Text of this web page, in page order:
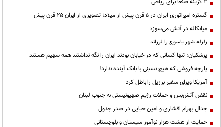
گستره امپراتوری ایران در ۵ قرن پیش از میلاد؛ تصویری از ایران ۲۵ قرن پیش
میانکاله در آتش می‌سوزد
زلزله شهر یاسوج را لرزاند
پزشکیان: تنها کسانی که در خیابان بودند ایران را نگه نداشتند همه سهیم هستند
پارچه فروشی که هیچ نسبتی با بانک آینده ندارد!
آمریکا ویزای سفیر برزیل را باطل کرد
نقض آتش‌بس و حملات رژیم صهیونیستی به جنوب لبنان
جدال بهرام افشاری و امین حیایی در صدر جدول
حمایت از هشت هزار نوآموز سیستان و بلوچستانی